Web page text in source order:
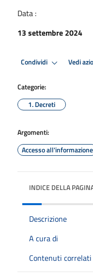
Data :
13 settembre 2024
Condividi Vedi
Categorie:
1. Decreti
Argomenti:
Accesso all'informazione
INDICE DELLA
Descrizione
A cura di
Contenuti correlati